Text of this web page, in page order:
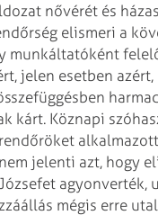
nővérét és
elismeri a
munkáltatóként
jelen esetben azért,
kárt. Köznapi
jelenti azt, hogy
agyonverték,
mégis erre